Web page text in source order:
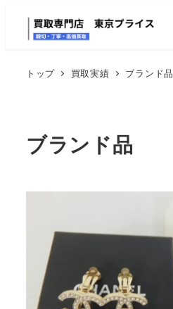
トップ 買取実績 ブランド品
ブランド品